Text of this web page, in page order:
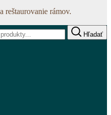
reštaurovanie rámov.
Hľadať
www.ramuj.sk
ramuj.sk